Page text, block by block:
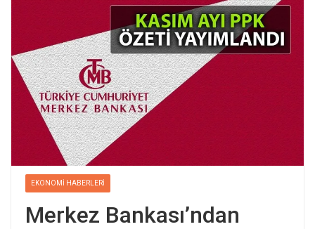
EKONOMI HABERLERI
Merkez Bankası’ndan